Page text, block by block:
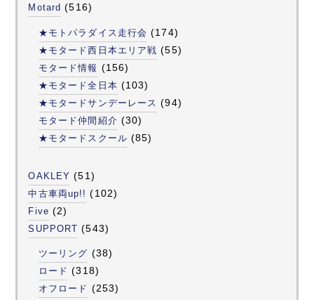
Motard (516)
★モトパラダイス走行会 (174)
★モタード西日本エリア戦 (55)
モタード情報 (156)
★モタード全日本 (103)
★モタードサンデーレース (94)
モタード仲間紹介 (30)
★モタードスクール (85)
OAKLEY (51)
中古車両up!! (102)
Five (2)
SUPPORT (543)
ツーリング (38)
ロード (318)
オフロード (253)